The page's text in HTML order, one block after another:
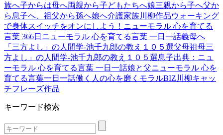
族へ子からは母へ両親から子どもたちへ娘三親から子へ父か
ら息子へ、祖父から孫へ娘へ介護家族川柳作品ウォーキング
で身体スイッチをオンにしよう！ ニューモラル 心を育てる
言葉 366日 ニューモラル 心を育てる言葉 一日一話義母へ
「三方よし」の人間学-池千九郎の教え１０５選父母祖母三
方よし」の人間学-池千九郎の教え１０５選息子出典：ニュ
ーモラル 心を育てる言葉 一日一話娘と父ニューモラル 心を
育てる言葉一日一話働く人の心を磨くモラルBIZ 川柳キャッ
チフレーズ作品
キーワード検索